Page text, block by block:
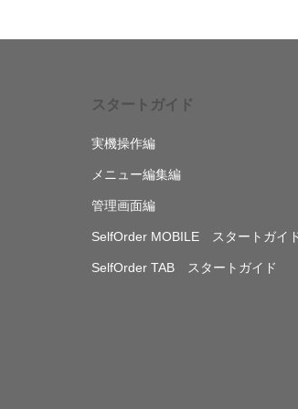
スタートガイド
実機操作編
メニュー編集編
管理画面編
SelfOrder MOBILE スタートガイ
SelfOrder TAB スタートガイド